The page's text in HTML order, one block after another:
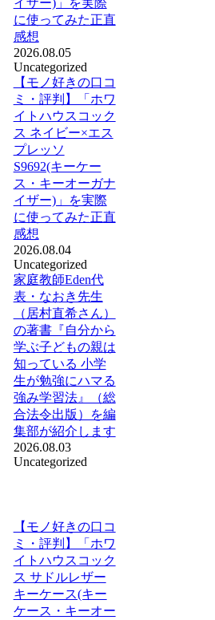
に使ってみた正直
感想
2026.08.05
Uncategorized
【モノ好きの口コ
ミ・評判】「ホワ
イトハウスコック
ス ネイビー×エス
プレッソ
S9692(キーケー
ス・キーオーガナ
イザー)」を実際
に使ってみた正直
感想
2026.08.04
Uncategorized
家庭教師Eden代
表・なおき先生
（居村直希さん）
の著書『自分から
学ぶ子どもの親は
知っている 小学
生が勉強にハマる
強み学習法』（総
合法令出版）を編
集部が紹介します
2026.08.03
Uncategorized
【モノ好きの口コ
ミ・評判】「ホワ
イトハウスコック
ス サドルレザー
キーケース(キー
ケース・キーオー